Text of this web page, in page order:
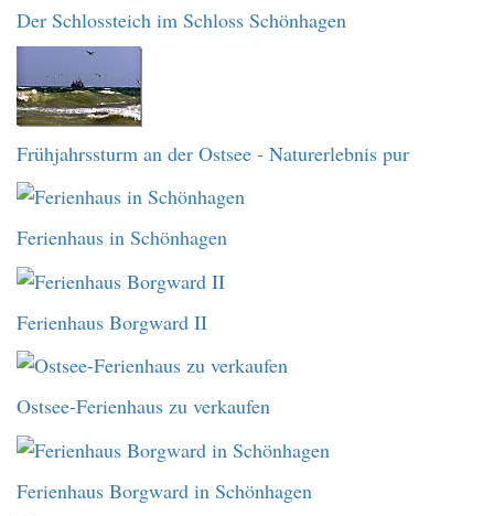
Der Schlossteich im Schloss Schönhagen
Frühjahrssturm an der Ostsee - Naturerlebnis pur
Ferienhaus in Schönhagen
Ferienhaus Borgward II
Ostsee-Ferienhaus zu verkaufen
Ferienhaus Borgward in Schönhagen